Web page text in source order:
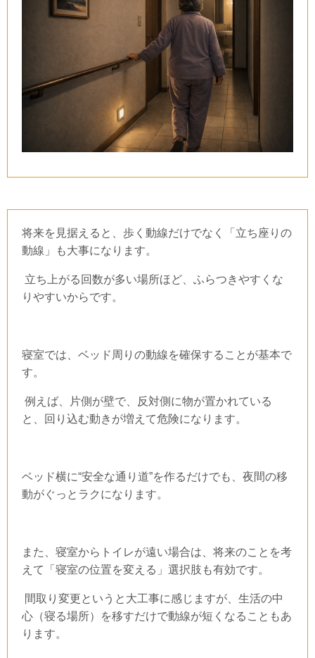
将来を見据えると、歩く動線だけでなく「立ち座りの
動線」も大事になります。
立ち上がる回数が多い場所ほど、ふらつきやすくな
りやすいからです。
寝室では、ベッド周りの動線を確保することが基本で
す。
例えば、片側が壁で、反対側に物が置かれている
と、回り込む動きが増えて危険になります。
ベッド横に“安全な通り道”を作るだけでも、夜間の移
動がぐっとラクになります。
また、寝室からトイレが遠い場合は、将来のことを考
えて「寝室の位置を変える」選択肢も有効です。
間取り変更というと大工事に感じますが、生活の中
心（寝る場所）を移すだけで動線が短くなることもあ
ります。